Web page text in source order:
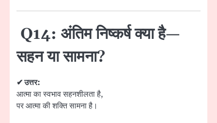
Q14: अंतिम निष्कर्ष क्या है—
सहन या सामना?
✔ उत्तर:
आत्मा का स्वभाव सहनशीलता है,
पर आत्मा की शक्ति सामना है।